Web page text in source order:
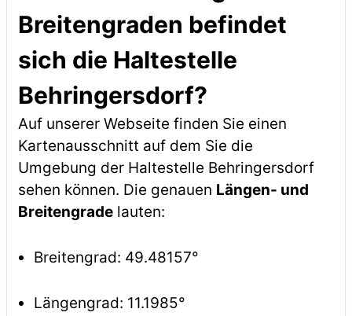
Breitengraden befindet
sich die Haltestelle
Behringersdorf?
Auf unserer Webseite finden Sie einen
Kartenausschnitt auf dem Sie die
Umgebung der Haltestelle Behringersdorf
sehen können. Die genauen Längen- und
Breitengradelauten:
Breitengrad: 49.48157°
Längengrad: 11.1985°